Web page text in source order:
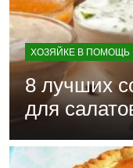
ХОЗЯЙКЕ В ПОМОЩЬ
8 лучших
для
продуктов